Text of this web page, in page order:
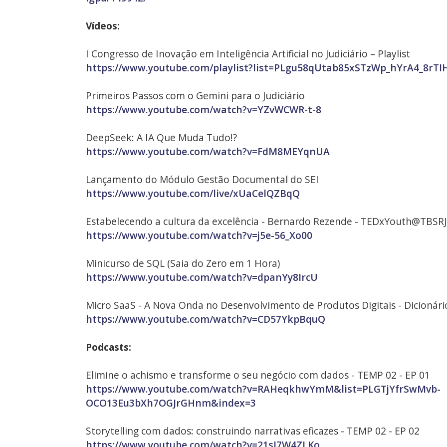
Vídeos:
I Congresso de Inovação em Inteligência Artificial no Judiciário – Playlist
https://www.youtube.com/
Primeiros Passos com o Gemini para o Judiciário
https://www.youtube.com/watch?v=YZvWCWR-t-8
DeepSeek: A IA Que Muda Tudo!?
https://www.youtube.com/watch?v=FdM8MEYqnUA
Lançamento do Módulo Gestão Documental do SEI
https://www.youtube.com/live/xUaCelQZBqQ
Estabelecendo a cultura da excelência - Bernardo Rezende - TEDxYouth@TBSRJ
https://www.youtube.com/watch?v=j5e-56_Xo00
Minicurso de SQL (Saia do Zero em 1 Hora)
https://www.youtube.com/watch?v=dpanYy8IrcU
Micro SaaS - A Nova Onda no Desenvolvimento de Produtos Digitais -
https://www.youtube.com/watch?v=CD57YkpBquQ
Podcasts:
Elimine o achismo e transforme o seu negócio com dados - TEMP 02 - EP 01
https://www.youtube.com/watch?v=RAHeqkhwYmM&list=PLGTjYfrSwMvb-
OCO13Eu3bXh7OGJrGHnm&index=3
Storytelling com dados: construindo narrativas eficazes - TEMP 02 - EP 02